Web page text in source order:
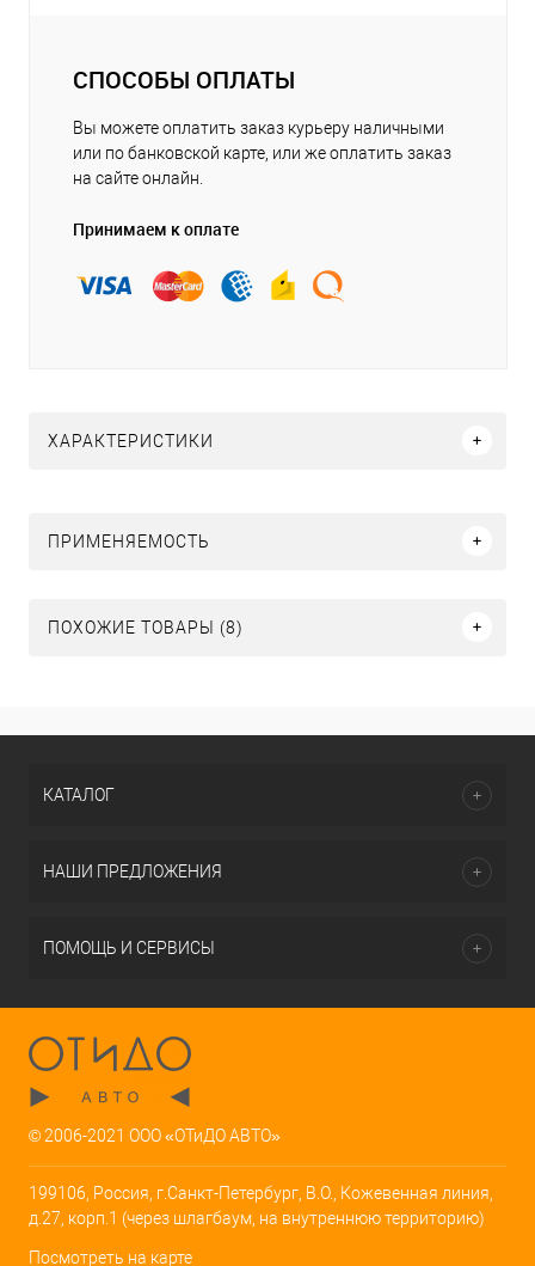
СПОСОБЫ ОПЛАТЫ
Вы можете оплатить заказ курьеру наличными
или по банковской карте, или же оплатить заказ
на сайте онлайн.
Принимаем к оплате
ХАРАКТЕРИСТИКИ
ПРИМЕНЯЕМОСТЬ
ПОХОЖИЕ ТОВАРЫ (8)
КАТАЛОГ
НАШИ ПРЕДЛОЖЕНИЯ
ПОМОЩЬ И СЕРВИСЫ
© 2006-2021 ООО «ОТиДО АВТО»
199106, Россия, г.Санкт-Петербург, В.О., Кожевенная линия,
д.27, корп.1 (через шлагбаум, на внутреннюю территорию)
Посмотреть на карте